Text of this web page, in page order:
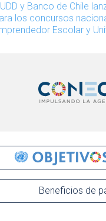
UDD y Banco de Chile
los concursos
Escolar y
Beneficios de